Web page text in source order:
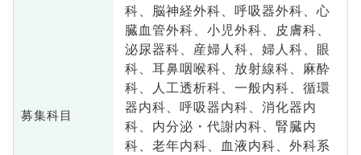
募集科目
科、脳神経外科、呼吸器外科、心
臓血管外科、小児外科、皮膚科、
泌尿器科、産婦人科、婦人科、眼
科、耳鼻咽喉科、放射線科、麻酔
科、人工透析科、一般内科、循環
器内科、呼吸器内科、消化器内
科、内分泌・代謝内科、腎臓内
科、老年内科、血液内科、外科系